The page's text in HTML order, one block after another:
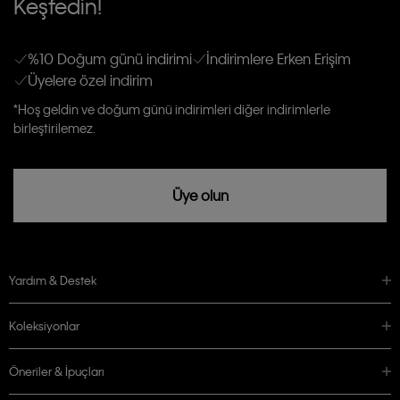
gönderileceğinin ve güncel ürün, kampanyalarla alakalı her türlü iletişim yoluyla;
Erkek
Kişiye özel ticari elektronik iletilerini almak için Açık Onay
veriyorum.
Aydınlatma Metni’niokuduğumu kabul ediyorum.
Calvin Klein tarafından kişisel verilerimin yurtdışına aktarılmasına açık
rızam vardır
%10 Doğum günü indirimi
İndirimlere Erken Erişim
Üyelere özel indirim
*Hoş geldin ve doğum günü indirimleri diğer indirimlerle
birleştirilemez.
Üye olun
Yardım & Destek
Koleksiyonlar
Öneriler & İpuçları